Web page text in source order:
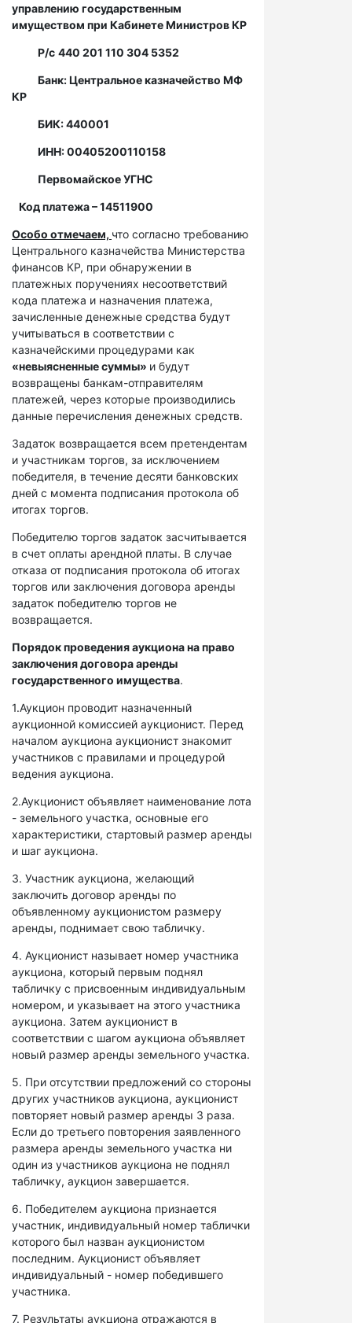
управлению государственным
имуществом при Кабинете Министров КР
Р/с 440 201 110 304 5352
Банк: Центральное казначейство МФ
КР
БИК: 440001
ИНН: 00405200110158
Первомайское УГНС
Код платежа – 14511900
Особо отмечаем, что согласно требованию
Центрального казначейства Министерства
финансов КР, при обнаружении в
платежных поручениях несоответствий
кода платежа и назначения платежа,
зачисленные денежные средства будут
учитываться в соответствии с
казначейскими процедурами как
«невыясненные суммы» и будут
возвращены банкам-отправителям
платежей, через которые производились
данные перечисления денежных средств.
Задаток возвращается всем претендентам
и участникам торгов, за исключением
победителя, в течение десяти банковских
дней с момента подписания протокола об
итогах торгов.
Победителю торгов задаток засчитывается
в счет оплаты арендной платы. В случае
отказа от подписания протокола об итогах
торгов или заключения договора аренды
задаток победителю торгов не
возвращается.
Порядок проведения аукциона на право
заключения договора аренды
государственного имущества.
1.Аукцион проводит назначенный
аукционной комиссией аукционист. Перед
началом аукциона аукционист знакомит
участников с правилами и процедурой
ведения аукциона.
2.Аукционист объявляет наименование лота
- земельного участка, основные его
характеристики, стартовый размер аренды
и шаг аукциона.
3. Участник аукциона, желающий
заключить договор аренды по
объявленному аукционистом размеру
аренды, поднимает свою табличку.
4. Аукционист называет номер участника
аукциона, который первым поднял
табличку с присвоенным индивидуальным
номером, и указывает на этого участника
аукциона. Затем аукционист в
соответствии с шагом аукциона объявляет
новый размер аренды земельного участка.
5. При отсутствии предложений со стороны
других участников аукциона, аукционист
повторяет новый размер аренды 3 раза.
Если до третьего повторения заявленного
размера аренды земельного участка ни
один из участников аукциона не поднял
табличку, аукцион завершается.
6. Победителем аукциона признается
участник, индивидуальный номер таблички
которого был назван аукционистом
последним. Аукционист объявляет
индивидуальный - номер победившего
участника.
7. Результаты аукциона отражаются в